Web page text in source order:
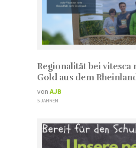
Regionalität bei vitesca
Gold aus dem
von AJB
5 JAHREN